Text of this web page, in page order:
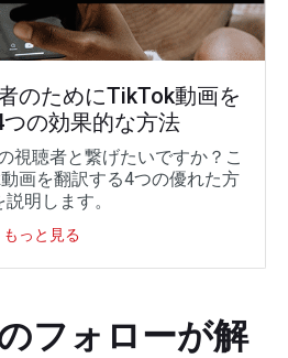
のためにTikTok動画を
の効果的な方法
視聴者と繋げたいですか？こ
画を翻訳する4つの優れた方
説明します。
もっと見る
フォローが解